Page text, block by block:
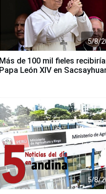
5/8/
Más de 100 mil fieles
Papa León XIV en
5/8/